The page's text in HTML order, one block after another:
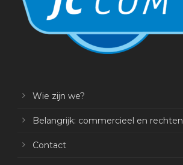
Wie zijn we?
Belangrijk: commercieel en rechten
Contact